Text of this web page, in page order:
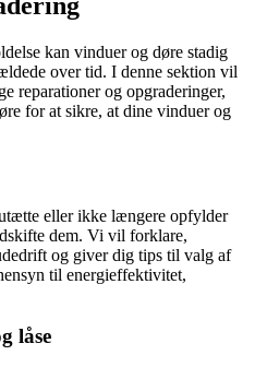
kan vinduer og døre stadig
over tid. I denne sektion vil
reparationer og opgraderinger,
for at sikre, at dine vinduer og
eller ikke længere opfylder
dem. Vi vil forklare,
og giver dig tips til valg af
til energieffektivitet,
låse